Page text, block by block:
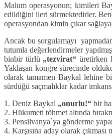
Malum operasyonun; kimileri
edildiğini ileri sürmektedirler.
operasyondan kimin çıkar
Ancak bu sorgulamayı
tutumla değerlendirmeler
binbir türlü „tezvirat“ üretirken
Yaklaşan kongre sürecinde
olarak tamamen Baykal lehine
sürdüğü saçmalıklar kadar
1. Deniz Baykal „onurlu!“ bir
2. Hükumeti töhmet altında
3. Pensilvanya`ya gönderme
4. Karşısına aday olarak